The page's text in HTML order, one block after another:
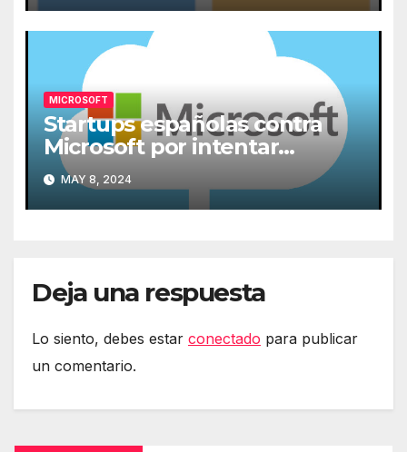
MICROSOFT
Startups españolas contra
Microsoft por intentar
expulsarlas de la nube
MAY 8, 2024
Deja una respuesta
Lo siento, debes estar conectado para publicar
un comentario.